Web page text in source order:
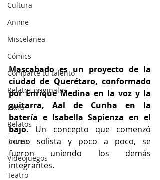
Cultura
Anime
Miscelánea
Cómics
Comparte tu talento
Relatos originales
Extra
Relatos
Trivias
Videojuegos
Teatro
Mascabado es un proyecto de la
ciudad de Querétaro, conformado
por Enrique Medina en la voz y la
guitarra, Aal de Cunha en la
batería e Isabella Sapienza en el
bajo. Un concepto que comenzó
como solista y poco a poco, se
fueron uniendo los demás
integrantes.